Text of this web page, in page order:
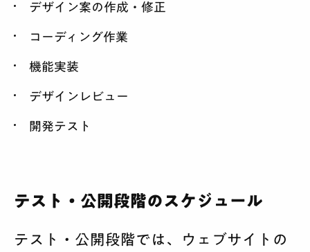
デザイン案の作成・修正
コーディング作業
機能実装
デザインレビュー
開発テスト
テスト・公開段階のスケジュール
テスト・公開段階では、ウェブサイトの